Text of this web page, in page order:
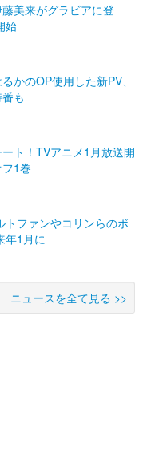
美来がグラビアに登
始
かのOP使用した新PV、
も
ト！TVアニメ1月放送開
1巻
ファンやコリンらのボ
年1月に
ニュースを全て見る >>